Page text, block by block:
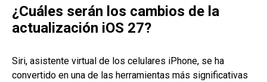
¿Cuáles serán los cambios de la
actualización iOS 27?
Siri, asistente virtual de los celulares iPhone, se ha
convertido en una de las herramientas más significativas